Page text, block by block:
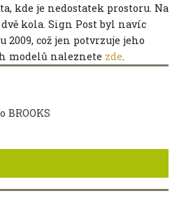
BROOKS
kde je nedostatek prostoru. Na
kola. Sign Post byl navíc
což jen potvrzuje jeho
modelů naleznete zde.